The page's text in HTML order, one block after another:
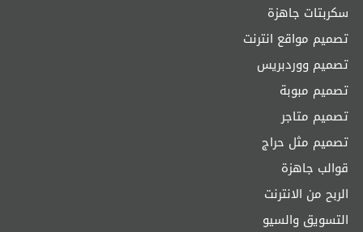
سكربتات جاهزة
تصميم مواقع انترنت
تصميم ووردبريس
تصميم مبوبة
تصميم متاجر
تصميم مثل حراج
قوالب جاهزة
الربح من الانترنت
التسويق والسيو